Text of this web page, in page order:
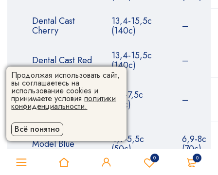
0 0
Dental Cast
Cherry
13,4-15,5с
(140с) –
Dental Cast Red 13,4-15,5с
(140с) –
Model Black 6,4-7,5с
(70с) –
Model Blue 4,7-5,5с
(50с)
6,9-8с
(70с)
Продолжая использовать сайт,
вы соглашаетесь на
использование cookies и
принимаете условияполитики
конфиденциальности.
Всё понятно